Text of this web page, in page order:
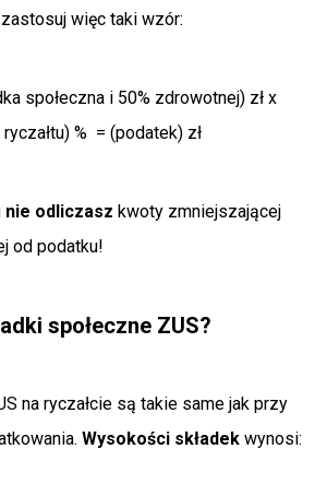
więc taki wzór:
społeczna i 50% zdrowotnej) zł x
% = (podatek) zł
nie odliczasz kwoty zmniejszającej
od podatku!
społeczne ZUS?
na ryczałcie są takie same jak przy
Wysokości składek wynosi: